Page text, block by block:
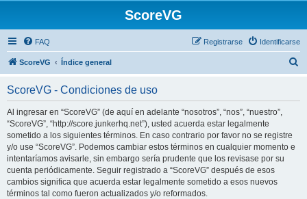
ScoreVG
FAQ Identificarse
Registrarse
ScoreVG Índice general
ScoreVG - Condiciones de uso
Al ingresar en “ScoreVG” (de aquí en adelante “nosotros”, “nos”, “nuestro”,
“ScoreVG”, “http://score.junkerhq.net”), usted acuerda estar legalmente
sometido a los siguientes términos. En caso contrario por favor no se registre
y/o use “ScoreVG”. Podemos cambiar estos términos en cualquier momento e
intentaríamos avisarle, sin embargo sería prudente que los revisase por su
cuenta periódicamente. Seguir registrado a “ScoreVG” después de esos
cambios significa que acuerda estar legalmente sometido a esos nuevos
términos tal como fueron actualizados y/o reformados.